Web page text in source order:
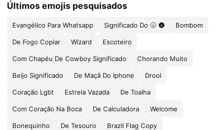
Últimos emojis pesquisados
Evangélico Para Whatsapp Significado Do 🌝 🌚 Bombom
De Fogo Copiar Wizard Escoteiro
Com Chapéu De Cowboy Significado Chorando Muito
Beijo Significado De Maçã Do Iphone Drool
Coração Lgbt Estrela Vazada De Toalha
Com Coração Na Boca De Calculadora Welcome
Bonequinho De Tesouro Brazil Flag Copy